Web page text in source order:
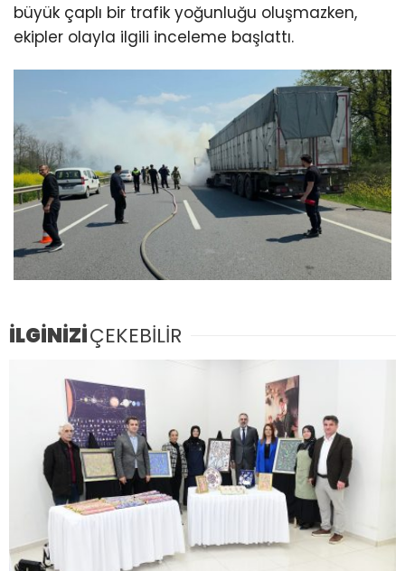
büyük çaplı bir trafik yoğunluğu oluşmazken,
ekipler olayla ilgili inceleme başlattı.
İLGİNİZİÇEKEBİLİR